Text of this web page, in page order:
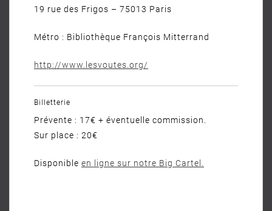
19 rue des Frigos – 75013 Paris
Métro : Bibliothèque François Mitterrand
http://www.lesvoutes.org/
Billetterie
Prévente : 17€ + éventuelle commission.
Sur place : 20€
Disponible en ligne sur notre Big Cartel.